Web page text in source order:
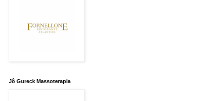
Jô Gureck Massoterapia